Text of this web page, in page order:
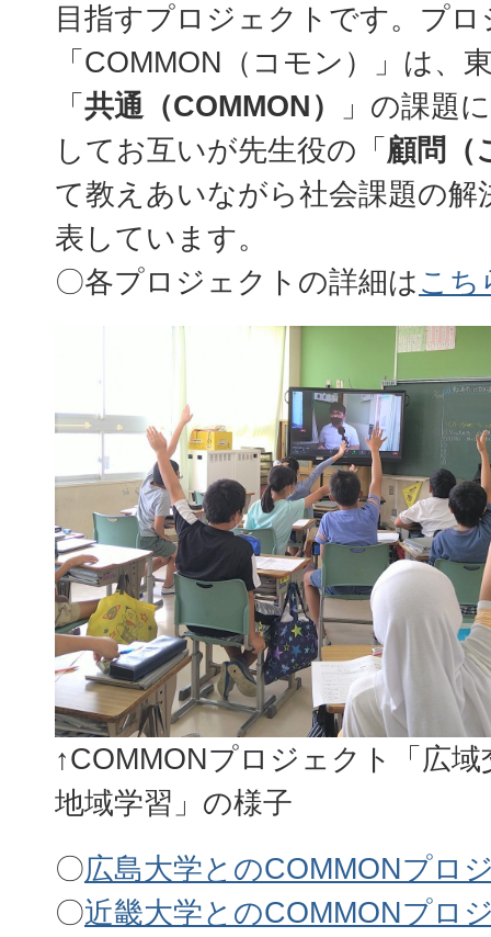
目指すプロジェクトです。プ
「COMMON（コモン）」は、
「 共通（COMMON）
」の課題
してお互いが先生役の「 顧問（
て教えあいながら社会課題の解
表しています。
〇各プロジェクトの詳細はこち
↑COMMONプロジェクト「広
地域学習」の様子
〇広島大学とのCOMMONプロ
〇近畿大学とのCOMMONプロ